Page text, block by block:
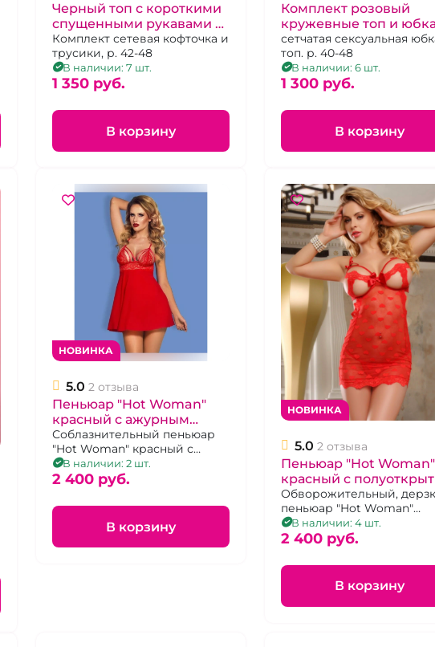
Черный топ с короткими
спущенными рукавами и
высокие трусики "Amor
El"
Комплект сетевая кофточка и
трусики, р. 42-48
В наличии: 7 шт.
1 350 pуб.
В корзину
Комплект розовый
кружевные топ и
"Amor El"
сетчатая сексуальная
топ. р. 40-48
В наличии: 6 шт.
1 300 pуб.
В корзину
НОВИНКА
5.0 2 отзыва
Пеньюар "Hot Woman"
красный с ажурным
лифом
Соблазнительный пеньюар
"Hot Woman" красный с
ажурным лифом
В наличии: 2 шт.
2 400 pуб.
В корзину
НОВИНКА
5.0 2 отзыва
Пеньюар "Hot Woman"
красный с
лифом, узор сердечки
Обворожительный,
пеньюар "Hot Woman"
красный с полуоткрытым
лифом, узор сердечки
В наличии: 4 шт.
2 400 pуб.
В корзину